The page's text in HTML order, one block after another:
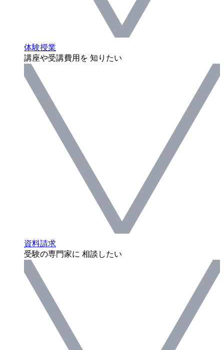
体験授業
講座や受講費用を 知りたい
資料請求
受験の専門家に 相談したい